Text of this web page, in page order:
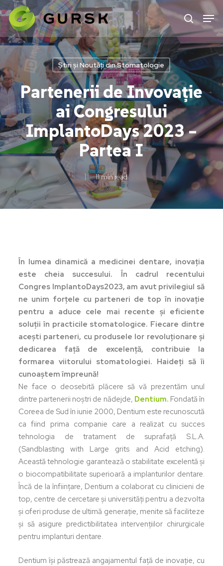
Skip
to
main
content
Știri și Noutăți din Stomatologie
Partenerii de Invovație
ai Congresului
ImplantoDays 2023 –
Partea I
11 min read
În lumea dinamică a medicinei dentare, inovația
este cheia succesului. În cadrul recentului
Congres ImplantoDays2023, am avut privilegiul să
ne unim forțele cu parteneri de top în inovație
pentru a aduce cele mai recente și eficiente
soluții în practicile stomatologice. Fiecare dintre
acești parteneri, cu produsele lor revoluționare și
dedicarea față de excelență, contribuie la
formarea viitorului stomatologiei. Haideți să îi
cunoaștem împreună!
Ne face o deosebită plăcere să vă prezentăm unul
dintre partenerii noștri de nădejde, Dentium. Fondată în
Coreea de Sud în iunie 2000, Dentium este recunoscută
ca fiind prima companie care a realizat cu succes
tehnologia de tratament de suprafață S.L.A.
(Sandblasting with Large grits and Acid etching).
Această tehnologie garantează o stabilitate excelentă și
o biocompatibilitate superioară a implanturilor dentare.
Încă de la înființare, Dentium a colaborat cu clinicieni de
top, centre de cercetare și universități pentru a dezvolta
și oferi produse de ultimă generație, menite să faciliteze
și să asigure predictibilitatea intervențiilor chirurgicale
pentru implanturi dentare.
Dentium își păstrează angajamentul față de inovație, cu